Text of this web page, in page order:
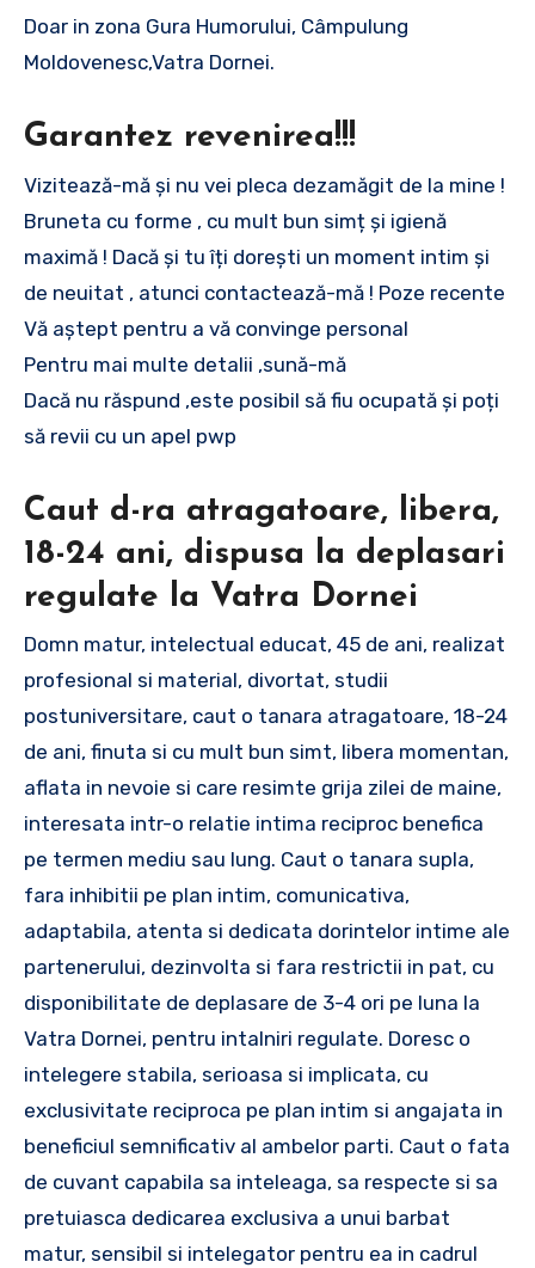
Doar in zona Gura Humorului, Câmpulung
Moldovenesc,Vatra Dornei.
Garantez revenirea!!!
Vizitează-mă și nu vei pleca dezamăgit de la mine !
Bruneta cu forme , cu mult bun simț și igienă
maximă ! Dacă și tu îți dorești un moment intim și
de neuitat , atunci contactează-mă ! Poze recente
Vă aștept pentru a vă convinge personal
Pentru mai multe detalii ,sună-mă
Dacă nu răspund ,este posibil să fiu ocupată și poți
să revii cu un apel pwp
Caut d-ra atragatoare, libera,
18-24 ani, dispusa la deplasari
regulate la Vatra Dornei
Domn matur, intelectual educat, 45 de ani, realizat
profesional si material, divortat, studii
postuniversitare, caut o tanara atragatoare, 18-24
de ani, finuta si cu mult bun simt, libera momentan,
aflata in nevoie si care resimte grija zilei de maine,
interesata intr-o relatie intima reciproc benefica
pe termen mediu sau lung. Caut o tanara supla,
fara inhibitii pe plan intim, comunicativa,
adaptabila, atenta si dedicata dorintelor intime ale
partenerului, dezinvolta si fara restrictii in pat, cu
disponibilitate de deplasare de 3-4 ori pe luna la
Vatra Dornei, pentru intalniri regulate. Doresc o
intelegere stabila, serioasa si implicata, cu
exclusivitate reciproca pe plan intim si angajata in
beneficiul semnificativ al ambelor parti. Caut o fata
de cuvant capabila sa inteleaga, sa respecte si sa
pretuiasca dedicarea exclusiva a unui barbat
matur, sensibil si intelegator pentru ea in cadrul